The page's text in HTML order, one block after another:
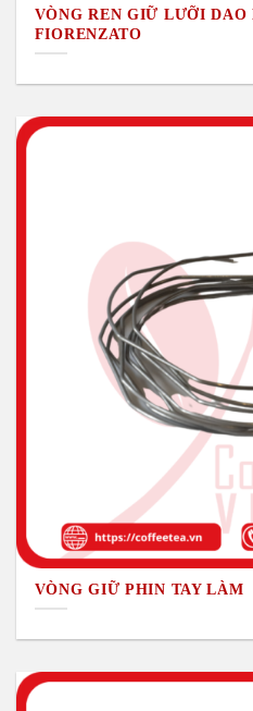
VÒNG REN GIỮ LƯỠI DAO
FIORENZATO
VÒNG GIỮ PHIN TAY LÀM